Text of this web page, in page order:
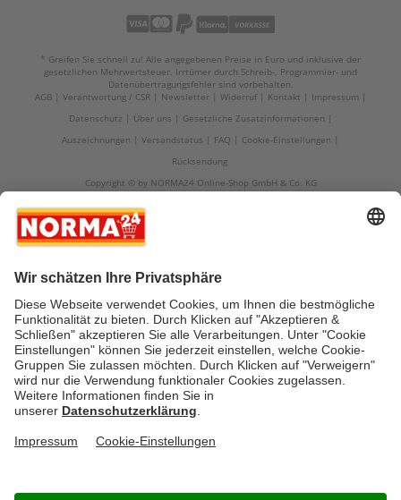
* Greifen Sie schnell zu! Alle angegebenen Preise in Euro und inklusive der
gesetzlichen Mehrwertsteuer. Irrtümer durch Schreib-, Programmier- und
Datenübertragungsfehler sind vorbehalten.
AGB
Verantwortung / CSR Newsletter Widerruf Kontakt
Impressum
Datenschutz
Über uns
Gesetzliche Zusatzinformationen
Auszeichnungen
Versandstatus FAQ
Cookie-Einstellungen
Rücksendung
Copyright © by NORMA24 Online-Shop GmbH & Co. KG